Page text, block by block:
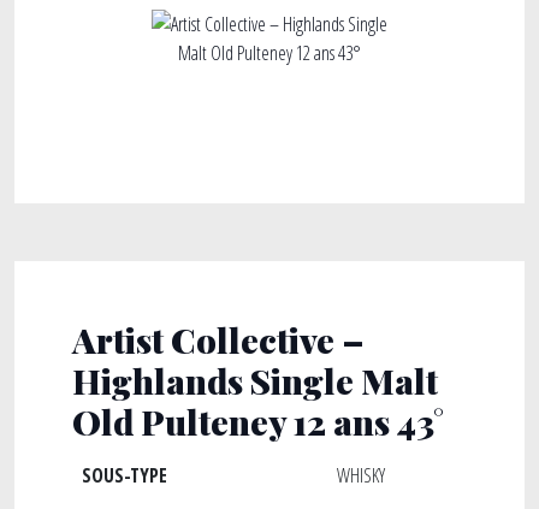
Artist Collective –
Highlands Single Malt
Old Pulteney 12 ans 43°
SOUS-TYPE
WHISKY